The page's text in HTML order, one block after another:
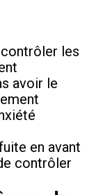
contrôler les
avoir le
en avant
contrôler